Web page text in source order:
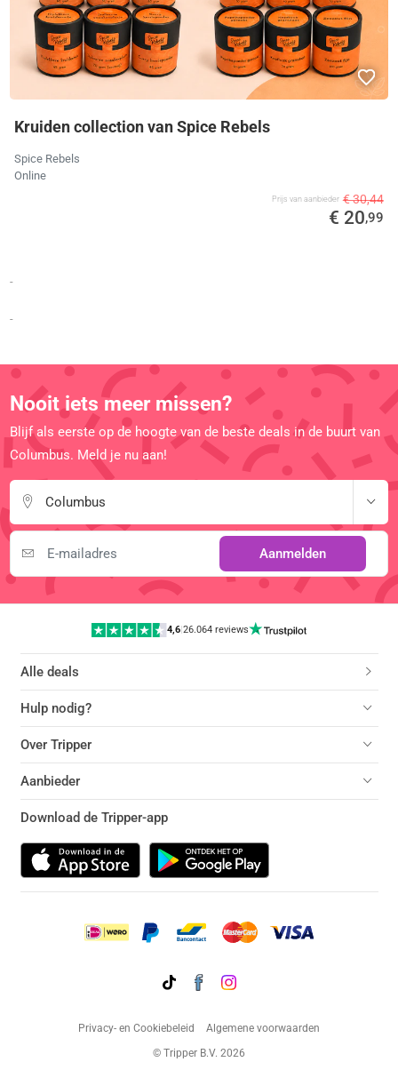
Kruiden collection van Spice Rebels
Spice Rebels
Online
Prijs van aanbieder € 30,44
€ 20,99
-
-
Nooit iets meer missen?
Blijf als eerste op de hoogte van de beste deals in de buurt van
Columbus. Meld je nu aan!
Columbus
Aanmelden
4,6|26.064 reviews
Alle deals
Hulp nodig?
Over Tripper
Aanbieder
Download de Tripper-app
Privacy- en Cookiebeleid
Algemene voorwaarden
© Tripper B.V. 2026